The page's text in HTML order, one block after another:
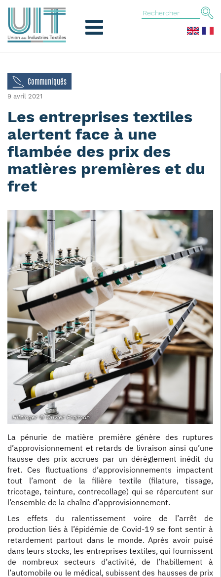
Communiqués
9 avril 2021
Les entreprises textiles
alertent face à une
flambée des prix des
matières premières et du
fret
Hilzinger © Olivier Frajman
La pénurie de matière première génère des ruptures
d’approvisionnement et retards de livraison ainsi qu’une
hausse des prix accrues par un dérèglement inédit du
fret. Ces fluctuations d’approvisionnements impactent
tout l’amont de la filière textile (filature, tissage,
tricotage, teinture, contrecollage) qui se répercutent sur
l’ensemble de la chaîne d’approvisionnement.
Les effets du ralentissement voire de l’arrêt de
production liés à l’épidémie de Covid-19 se font sentir à
retardement partout dans le monde. Après avoir puisé
dans leurs stocks, les entreprises textiles, qui fournissent
de nombreux secteurs d’activité, de l’habillement à
l’automobile ou le médical, subissent des hausses de prix